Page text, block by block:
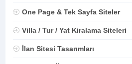
One Page & Tek Sayfa Siteler
Villa / Tur / Yat Kiralama Siteleri
İlan Sitesi Tasarımları